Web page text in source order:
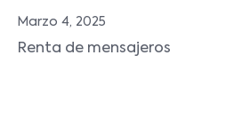
Marzo 4, 2025
Renta de mensajeros